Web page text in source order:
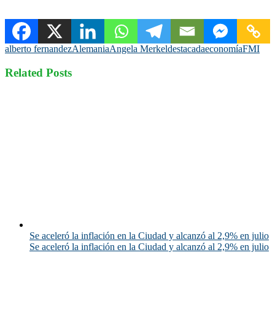
alberto fernandezAlemaniaAngela MerkeldestacadaeconomíaFMI
Related Posts
Se aceleró la inflación en la Ciudad y alcanzó al 2,9% en julio
Se aceleró la inflación en la Ciudad y alcanzó al 2,9% en julio